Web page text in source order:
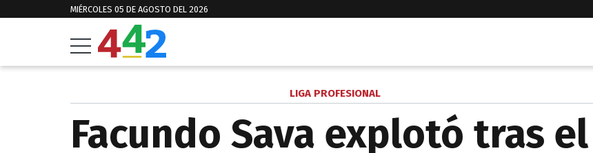
MIÉRCOLES 05 DE AGOSTO DEL 2026
LIGA PROFESIONAL
Facundo Sava explotó tras el